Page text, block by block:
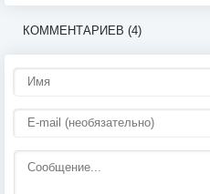
КОММЕНТАРИЕВ (4)